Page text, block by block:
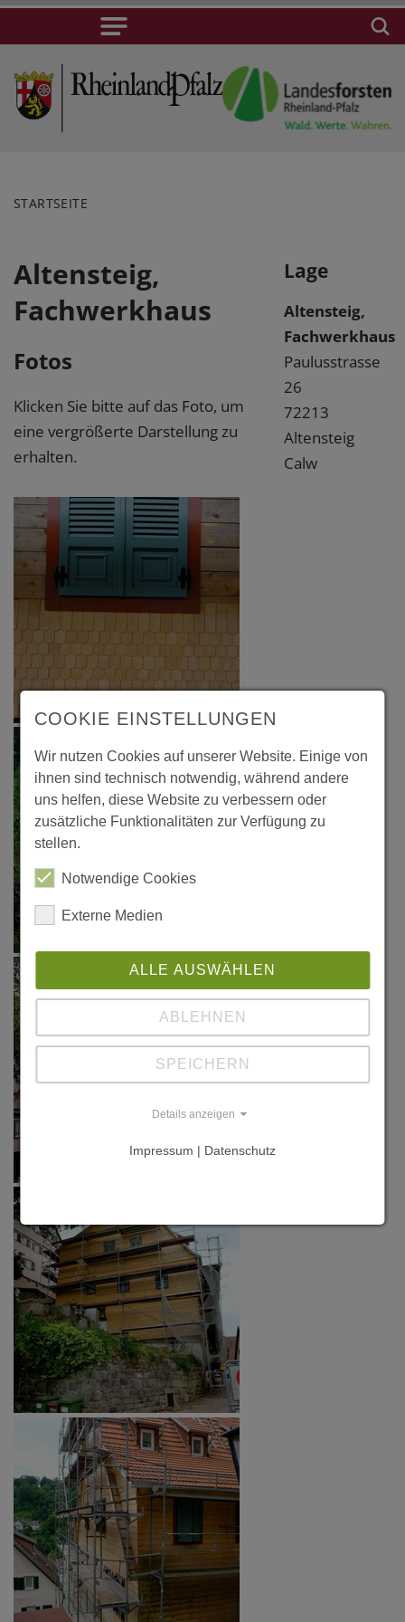
STARTSEITE
Altensteig,
Fachwerkhaus
Fotos
Klicken Sie bitte auf das Foto, um
eine vergrößerte Darstellung zu
erhalten.
Lage
Altensteig,
Fachwerkhaus
Paulusstrasse
26
72213
Altensteig
Calw
COOKIE EINSTELLUNGEN
Wir nutzen Cookies auf unserer Website. Einige von
ihnen sind technisch notwendig, während andere
uns helfen, diese Website zu verbessern oder
zusätzliche Funktionalitäten zur Verfügung zu
stellen.
Notwendige Cookies
Externe Medien
ALLE AUSWÄHLEN
ABLEHNEN
SPEICHERN
Details anzeigen
Impressum | Datenschutz